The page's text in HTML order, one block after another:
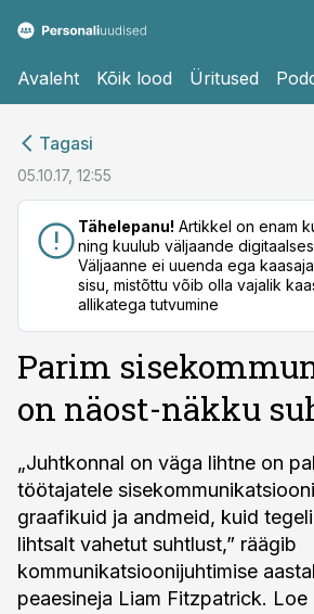
Avaleht Kõik lood Üritused
Tagasi
05.10.17, 12:55
Tähelepanu! Artikkel on enam
ning kuulub väljaande
Väljaanne ei uuenda ega
sisu, mistõttu võib olla vajalik
allikatega tutvumine
Parim
on näost-näkku
„Juhtkonnal on väga lihtne on
töötajatele
graafikuid ja andmeid, kuid
lihtsalt vahetut suhtlust,” räägib
kommunikatsioonijuhtimise
peaesineja Liam Fitzpatrick. Loe